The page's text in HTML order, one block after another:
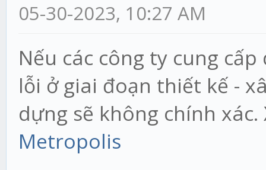
05-30-2023, 10:27 AM
Nếu các công ty cung
lỗi ở giai đoạn thiết kế -
dựng sẽ không chính
Metropolis